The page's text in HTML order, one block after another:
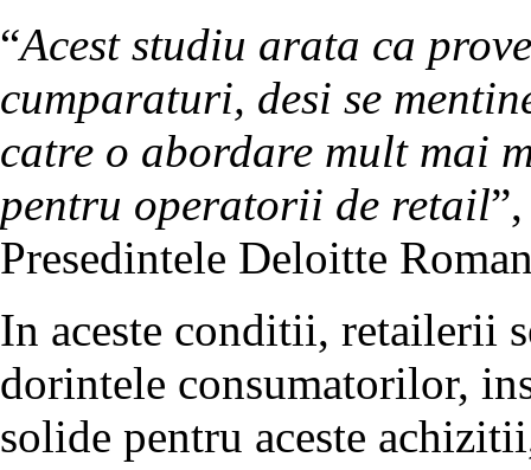
“Acest studiu arata ca
cumparaturi, desi se
catre o abordare mult mai
pentru operatorii de retail
Presedintele Deloitte
In aceste conditii, retailerii
dorintele consumatorilor,
solide pentru aceste